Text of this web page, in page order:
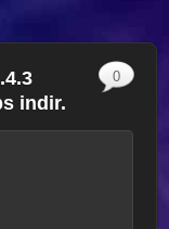
indir.
0